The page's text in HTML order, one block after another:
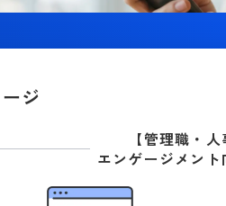
ジ
【管理職・人
エンゲージメン